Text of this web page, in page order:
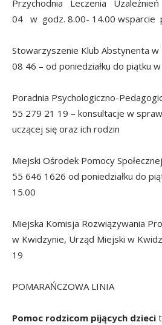
Przychodnia Leczenia
04 w godz. 8.00- 14.00 wsparcie
Stowarzyszenie Klub Abstynenta w
08 46 – od poniedziałku do piątku
Poradnia Psychologiczno-
55 279 21 19 – konsultacje w
uczącej się oraz ich rodzin
Miejski Ośrodek Pomocy
55 646 1626 od poniedziałku do
15.00
Miejska Komisja Rozwiązywania
w Kwidzynie, Urząd Miejski w
19
POMARAŃCZOWA LINIA
Pomoc rodzicom pijących dzieci